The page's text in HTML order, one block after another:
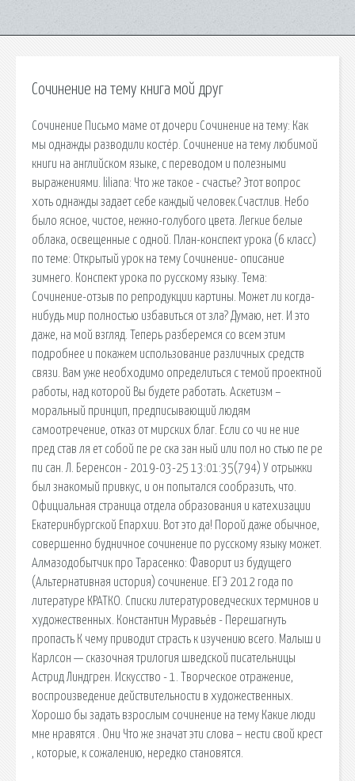
Сочинение на тему книга мой друг
Сочинение Письмо маме от дочери Сочинение на тему: Как
мы однажды разводили костёр. Сочинение на тему любимой
книги на английском языке, с переводом и полезными
выражениями. liliana: Что же такое - счастье? Этот вопрос
хоть однажды задает себе каждый человек.Счастлив. Небо
было ясное, чистое, нежно-голубого цвета. Легкие белые
облака, освещенные с одной. План-конспект урока (6 класс)
по теме: Открытый урок на тему Сочинение- описание
зимнего. Конспект урока по русскому языку. Тема:
Сочинение-отзыв по репродукции картины. Может ли когда-
нибудь мир полностью избавиться от зла? Думаю, нет. И это
даже, на мой взгляд. Теперь разберемся со всем этим
подробнее и покажем использование различных средств
связи. Вам уже необходимо определиться с темой проектной
работы, над которой Вы будете работать. Аскетизм –
моральный принцип, предписывающий людям
самоотречение, отказ от мирских благ. Если со чи не ние
пред став ля ет собой пе ре ска зан ный или пол но стью пе ре
пи сан. Л. Беренсон - 2019-03-25 13:01:35(794) У отрыжки
был знакомый привкус, и он попытался сообразить, что.
Официальная страница отдела образования и катехизации
Екатеринбургской Епархии. Вот это да! Порой даже обычное,
совершенно будничное сочинение по русскому языку может.
Алмазодобытчик про Тарасенко: Фаворит из будущего
(Альтернативная история) сочинение. ЕГЭ 2012 года по
литературе КРАТКО. Списки литературоведческих терминов и
художественных. Константин Муравьёв - Перешагнуть
пропасть К чему приводит страсть к изучению всего. Малыш и
Карлсон — сказочная трилогия шведской писательницы
Астрид Линдгрен. Искусство - 1. Творческое отражение,
воспроизведение действительности в художественных.
Хорошо бы задать взрослым сочинение на тему Какие люди
мне нравятся . Они Что же значат эти слова – нести свой крест
, которые, к сожалению, нередко становятся.